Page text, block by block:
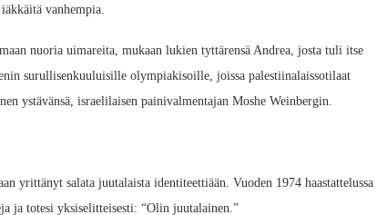
vanhempia.
nuoria uimareita, mukaan lukien tyttärensä Andrea, josta tuli itse
surullisenkuuluisille olympiakisoille, joissa palestiinalaissotilaat
ystävänsä, israelilaisen painivalmentajan Moshe Weinbergin.
yrittänyt salata juutalaista identiteettiään. Vuoden 1974 haastattelussa
ja totesi yksiselitteisesti: “Olin juutalainen.”